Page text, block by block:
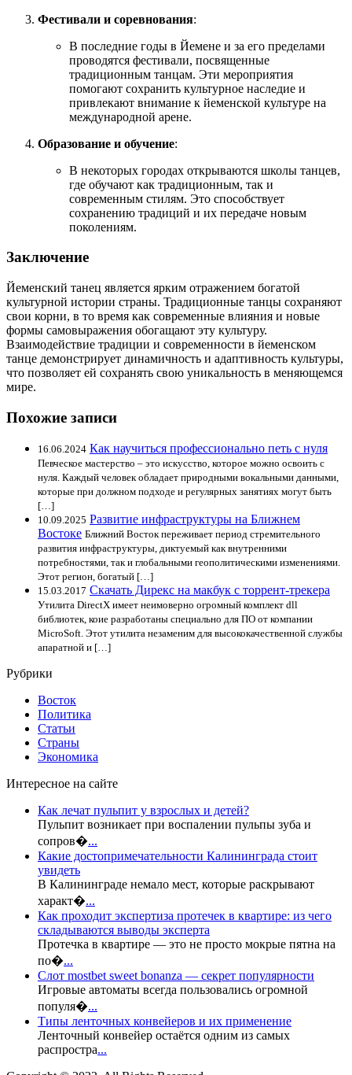
Фестивали и соревнования:
В последние годы в Йемене и за его пределами
проводятся фестивали, посвященные
традиционным танцам. Эти мероприятия
помогают сохранить культурное наследие и
привлекают внимание к йеменской культуре на
международной арене.
Образование и обучение:
В некоторых городах открываются школы танцев,
где обучают как традиционным, так и
современным стилям. Это способствует
сохранению традиций и их передаче новым
поколениям.
Заключение
Йеменский танец является ярким отражением богатой
культурной истории страны. Традиционные танцы сохраняют
свои корни, в то время как современные влияния и новые
формы самовыражения обогащают эту культуру.
Взаимодействие традиции и современности в йеменском
танце демонстрирует динамичность и адаптивность культуры,
что позволяет ей сохранять свою уникальность в меняющемся
мире.
Похожие записи
16.06.2024 Как научиться профессионально петь с нуля
Певческое мастерство – это искусство, которое можно освоить с
нуля. Каждый человек обладает природными вокальными данными,
которые при должном подходе и регулярных занятиях могут быть
[…]
10.09.2025 Развитие инфраструктуры на Ближнем
Востоке Ближний Восток переживает период стремительного
развития инфраструктуры, диктуемый как внутренними
потребностями, так и глобальными геополитическими изменениями.
Этот регион, богатый […]
15.03.2017 Скачать Дирекс на макбук с торрент-трекера
Утилита DirectX имеет неимоверно огромный комплект dll
библиотек, коие разработаны специально для ПО от компании
MicroSoft. Этот утилита незаменим для высококачественной службы
апаратной и […]
Рубрики
Восток
Политика
Статьи
Страны
Экономика
Интересное на сайте
Как лечат пульпит у взрослых и детей?
Пульпит возникает при воспалении пульпы зуба и
сопров�...
Какие достопримечательности Калининграда стоит
увидеть
В Калининграде немало мест, которые раскрывают
характ�...
Как проходит экспертиза протечек в квартире: из чего
складываются выводы эксперта
Протечка в квартире — это не просто мокрые пятна на
по�...
Слот mostbet sweet bonanza — секрет популярности
Игровые автоматы всегда пользовались огромной
популя�...
Типы ленточных конвейеров и их применение
Ленточный конвейер остаётся одним из самых
распростра...